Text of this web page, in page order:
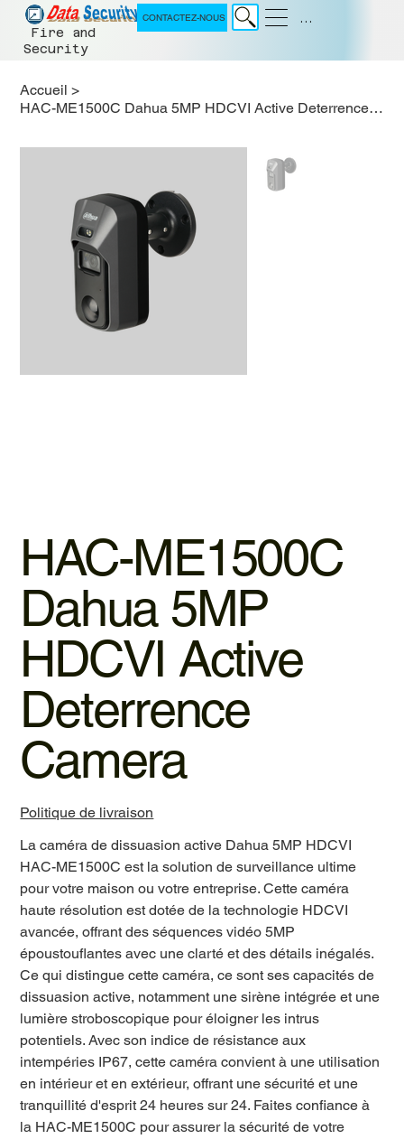
Fire and
Security
Menu
CONTACTEZ-NOUS
Accueil >
HAC-ME1500C Dahua 5MP HDCVI Active Deterrence Camera
HAC-ME1500C
Dahua 5MP
HDCVI Active
Deterrence
Camera
Politique de livraison
La caméra de dissuasion active Dahua 5MP HDCVI
HAC-ME1500C est la solution de surveillance ultime
pour votre maison ou votre entreprise. Cette caméra
haute résolution est dotée de la technologie HDCVI
avancée, offrant des séquences vidéo 5MP
époustouflantes avec une clarté et des détails inégalés.
Ce qui distingue cette caméra, ce sont ses capacités de
dissuasion active, notamment une sirène intégrée et une
lumière stroboscopique pour éloigner les intrus
potentiels. Avec son indice de résistance aux
intempéries IP67, cette caméra convient à une utilisation
en intérieur et en extérieur, offrant une sécurité et une
tranquillité d'esprit 24 heures sur 24. Faites confiance à
la HAC-ME1500C pour assurer la sécurité de votre